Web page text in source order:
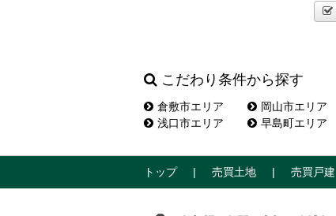
こだわり条件から探す
倉敷市エリア 岡山市エリア
浅口市エリア
早島町エリア
トップ 売買土地 売買戸建